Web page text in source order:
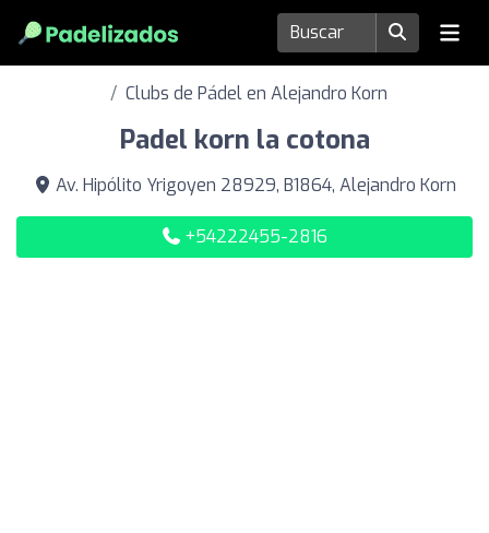
Clubs de Pádel en Alejandro Korn
Padel korn la cotona
Av. Hipólito Yrigoyen 28929, B1864, Alejandro Korn
+54222455-2816